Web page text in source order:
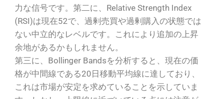
力な信号です。第二に、Relative Strength Index
(RSI)は現在52で、過剰売買や過剰購入の状態では
ない中立的なレベルです。これにより追加の上昇
余地があるかもしれません。
第三に、Bollinger Bandsを分析すると、現在の価
格が中間線である20日移動平均線に達しており、
これは市場が安定を求めていることを示していま